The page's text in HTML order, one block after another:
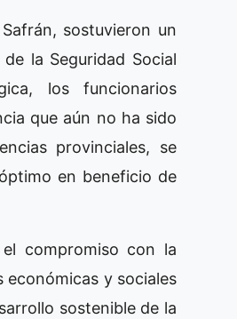
sostuvieron un
la Seguridad Social
los funcionarios
que aún no ha sido
provinciales, se
en beneficio de
compromiso con la
económicas y sociales
sostenible de la